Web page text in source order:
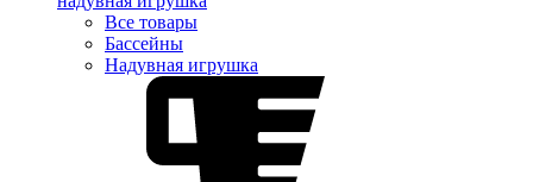
Все товары
Бассейны
Надувная игрушка